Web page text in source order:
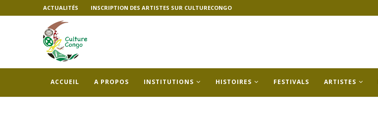
ACTUALITÉS INSCRIPTION DES ARTISTES SUR CULTURECONGO
ACCUEIL A PROPOS INSTITUTIONS HISTOIRES FESTIVALS ARTISTES